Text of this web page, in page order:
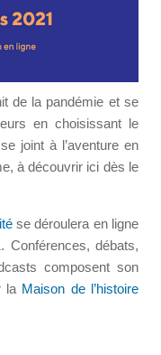
de la pandémie et se
en choisissant le
joint à l’aventure en
à découvrir ici dès le
se déroulera en ligne
débats,
composent son
la Maison de l’histoire